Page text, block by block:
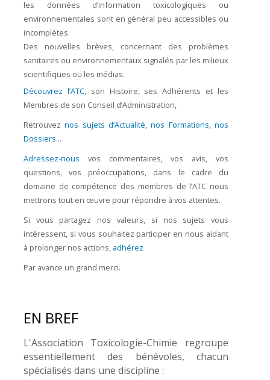
les données d’information toxicologiques ou
environnementales sont en général peu accessibles ou
incomplètes.
Des nouvelles brèves, concernant des problèmes
sanitaires ou environnementaux signalés par les milieux
scientifiques ou les médias.
Découvrez l’ATC,son Histoire, ses Adhérents et les
Membres de son Conseil d’Administration,
Retrouveznos sujets d’Actualité,nos Formations,nos
Dossiers...
Adressez-nous vos commentaires, vos avis, vos
questions, vos préoccupations, dans le cadre du
domaine de compétence des membres de l’ATC nous
mettrons tout en œuvre pour répondre à vos attentes.
Si vous partagez nos valeurs, si nos sujets vous
intéressent, si vous souhaitez participer en nous aidant
à prolonger nos actions, adhérez
Par avance un grand merci.
EN BREF
L'Association Toxicologie-Chimie regroupe
essentiellement des bénévoles, chacun
spécialisés dans une discipline :